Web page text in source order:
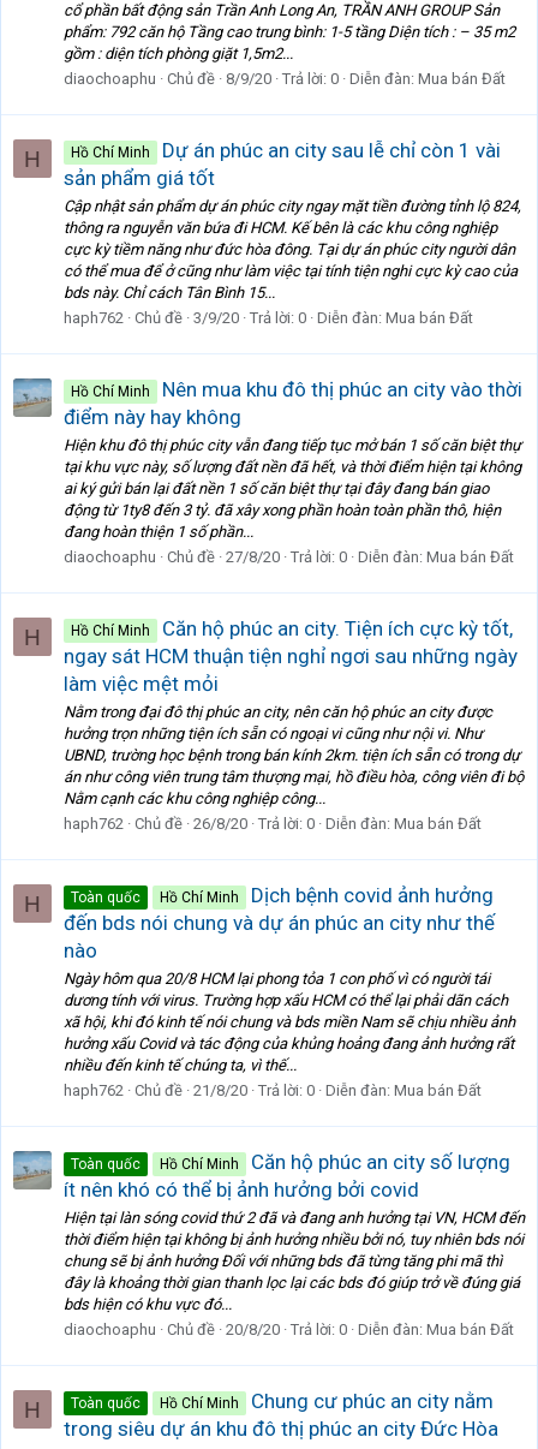
cổ phần bất động sản Trần Anh Long An, TRẦN ANH GROUP Sản
phẩm: 792 căn hộ Tầng cao trung bình: 1-5 tầng Diện tích : – 35 m2
gồm : diện tích phòng giặt 1,5m2...
diaochoaphu
Chủ đề 8/9/20 Trả lời: 0 Diễn đàn: Mua bán Đất
H Hồ Chí Minh
Dự án phúc an city sau lễ chỉ còn 1 vài
sản phẩm giá tốt
Cập nhật sản phẩm dự án phúc city ngay mặt tiền đường tỉnh lộ 824,
thông ra nguyễn văn bứa đi HCM. Kế bên là các khu công nghiệp
cực kỳ tiềm năng như đức hòa đông. Tại dự án phúc city người dân
có thể mua để ở cũng như làm việc tại tính tiện nghi cực kỳ cao của
bds này. Chỉ cách Tân Bình 15...
haph762 Chủ đề 3/9/20 Trả lời: 0 Diễn đàn: Mua bán Đất
Hồ Chí Minh
Nên mua khu đô thị phúc an city vào thời
điểm này hay không
Hiện khu đô thị phúc city vẫn đang tiếp tục mở bán 1 số căn biệt thự
tại khu vực này, số lượng đất nền đã hết, và thời điểm hiện tại không
ai ký gửi bán lại đất nền 1 số căn biệt thự tại đây đang bán giao
động từ 1ty8 đến 3 tỷ. đã xây xong phần hoàn toàn phần thô, hiện
đang hoàn thiện 1 số phần...
diaochoaphu
Chủ đề 27/8/20 Trả lời: 0 Diễn đàn: Mua bán Đất
H Hồ Chí Minh
Căn hộ phúc an city. Tiện ích cực kỳ tốt,
ngay sát HCM thuận tiện nghỉ ngơi sau những ngày
làm việc mệt mỏi
Nằm trong đại đô thị phúc an city, nên căn hộ phúc an city được
hưởng trọn những tiện ích sẵn có ngoại vi cũng như nội vi. Như
UBND, trường học bệnh trong bán kính 2km. tiện ích sẵn có trong dự
án như công viên trung tâm thượng mại, hồ điều hòa, công viên đi bộ
Nằm cạnh các khu công nghiệp công...
haph762 Chủ đề 26/8/20 Trả lời: 0 Diễn đàn: Mua bán Đất
H Toàn quốc Hồ Chí Minh
Dịch bệnh covid ảnh hưởng
đến bds nói chung và dự án phúc an city như thế
nào
Ngày hôm qua 20/8 HCM lại phong tỏa 1 con phố vì có người tái
dương tính với virus. Trường hợp xấu HCM có thể lại phải dãn cách
xã hội, khi đó kinh tế nói chung và bds miền Nam sẽ chịu nhiều ảnh
hưởng xấu Covid và tác động của khủng hoảng đang ảnh hưởng rất
nhiều đến kinh tế chúng ta, vì thế...
haph762 Chủ đề 21/8/20 Trả lời: 0 Diễn đàn: Mua bán Đất
Toàn quốc Hồ Chí Minh
Căn hộ phúc an city số lượng
ít nên khó có thể bị ảnh hưởng bởi covid
Hiện tại làn sóng covid thứ 2 đã và đang anh hưởng tại VN, HCM đến
thời điểm hiện tại không bị ảnh hưởng nhiều bởi nó, tuy nhiên bds nói
chung sẽ bị ảnh hưởng Đối với những bds đã từng tăng phi mã thì
đây là khoảng thời gian thanh lọc lại các bds đó giúp trở về đúng giá
bds hiện có khu vực đó...
diaochoaphu
Chủ đề 20/8/20 Trả lời: 0 Diễn đàn: Mua bán Đất
H Toàn quốc Hồ Chí Minh
Chung cư phúc an city nằm
trong siêu dự án khu đô thị phúc an city Đức Hòa